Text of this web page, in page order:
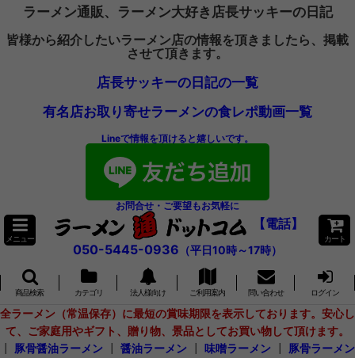
ラーメン通販、ラーメン大好き店長サッキーの日記
皆様から紹介したいラーメン店の情報を頂きましたら、掲載
させて頂きます。
店長サッキーの日記の一覧
有名店お取り寄せラーメンの食レポ動画一覧
Lineで情報を頂けると嬉しいです。
お問合せ・ご要望もお気軽に
メニュー
【電話】
050-5445-0936 （平日10時～17時）
カート
商品検索 カテゴリ 法人様向け ご利用案内 問い合わせ ログイン
全ラーメン（常温保存）に最短の賞味期限を表示しております。安心し
て、ご家庭用やギフト、贈り物、景品としてお買い物して頂けます。
豚骨醤油ラーメン 醤油ラーメン 味噌ラーメン
豚骨ラーメン